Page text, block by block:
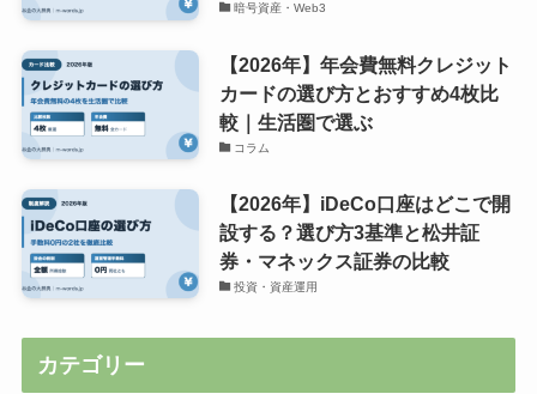
暗号資産・Web3
【2026年】年会費無料クレジット
カードの選び方とおすすめ4枚比
較｜生活圏で選ぶ
コラム
【2026年】iDeCo口座はどこで開
設する？選び方3基準と松井証
券・マネックス証券の比較
投資・資産運用
カテゴリー